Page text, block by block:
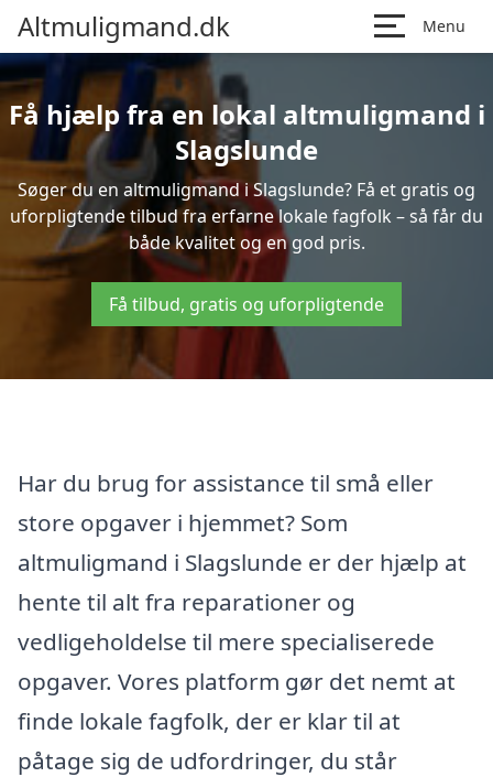
Altmuligmand.dk Menu
Få hjælp fra en lokal altmuligmand i
Slagslunde
Søger du en altmuligmand i Slagslunde? Få et gratis og
uforpligtende tilbud fra erfarne lokale fagfolk – så får du
både kvalitet og en god pris.
Få tilbud, gratis og uforpligtende
Har du brug for assistance til små eller
store opgaver i hjemmet? Som
altmuligmand i Slagslunde er der hjælp at
hente til alt fra reparationer og
vedligeholdelse til mere specialiserede
opgaver. Vores platform gør det nemt at
finde lokale fagfolk, der er klar til at
påtage sig de udfordringer, du står